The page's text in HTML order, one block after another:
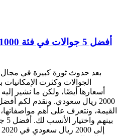
بعد حدوث ثورة كبيرة في مجال
الجوالات وكثرت
2000 ريال سعودي. ونقدم لكم
القيمة، ونتعرف على أهم